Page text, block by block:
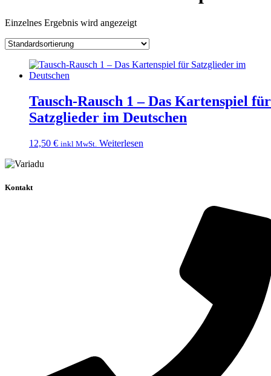
Einzelnes Ergebnis wird angezeigt
Tausch-Rausch 1 – Das Kartenspiel für
Satzglieder im Deutschen
12,50 € inkl MwSt. Weiterlesen
Kontakt